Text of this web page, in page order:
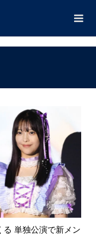
る 単独公演で新メン